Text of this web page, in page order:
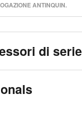
ANTINQUIN.
di serie